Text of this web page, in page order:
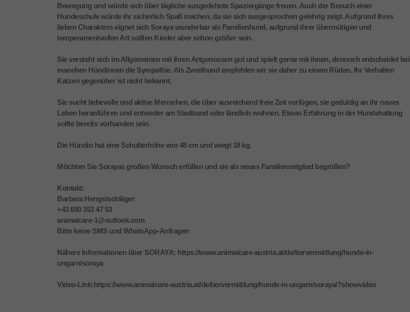
Bewegung und würde sich über tägliche ausgedehnte Spaziergänge freuen. Auch der Besuch einer
Hundeschule würde ihr sicherlich Spaß machen, da sie sich ausgesprochen gelehrig zeigt. Aufgrund ihres
lieben Charakters eignet sich Soraya wunderbar als Familienhund, aufgrund ihrer übermütigen und
temperamentvollen Art sollten Kinder aber schon größer sein.
Sie versteht sich im Allgemeinen mit ihren Artgenossen gut und spielt gerne mit ihnen, dennoch entscheidet bei
manchen Hündinnen die Sympathie. Als Zweithund empfehlen wir sie daher zu einem Rüden. Ihr Verhalten
Katzen gegenüber ist nicht bekannt.
Sie sucht liebevolle und aktive Menschen, die über ausreichend freie Zeit verfügen, sie geduldig an ihr neues
Leben heranführen und entweder am Stadtrand oder ländlich wohnen. Etwas Erfahrung in der Hundehaltung
sollte bereits vorhanden sein.
Die Hündin hat eine Schulterhöhe von 48 cm und wiegt 18 kg.
Möchten Sie Sorayas großen Wunsch erfüllen und sie als neues Familienmitglied begrüßen?
Kontakt:
Barbara Hengstschläger
+43 650 353 47 53
animalcare-1@outlook.com
Bitte keine SMS und WhatsApp-Anfragen
Nähere Informationen über SORAYA: https://www.animalcare-austria.at/de/tiervermittlung/hunde-in-
ungarn/soraya
Video-Link:https://www.animalcare-austria.at/de/tiervermittlung/hunde-in-ungarn/soraya/?showvideo